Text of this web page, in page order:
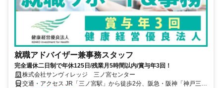
就職アドバイザー兼事務スタッフ
完全週休二日制で年休125日/残業月5時間以内/賞与年3回！
株式会社サンヴィレッジ 三ノ宮センター
交通・アクセス JR「三ノ宮駅」から徒歩2分、阪急・阪神「神戸三宮